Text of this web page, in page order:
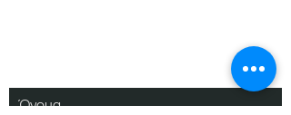
Όνομα